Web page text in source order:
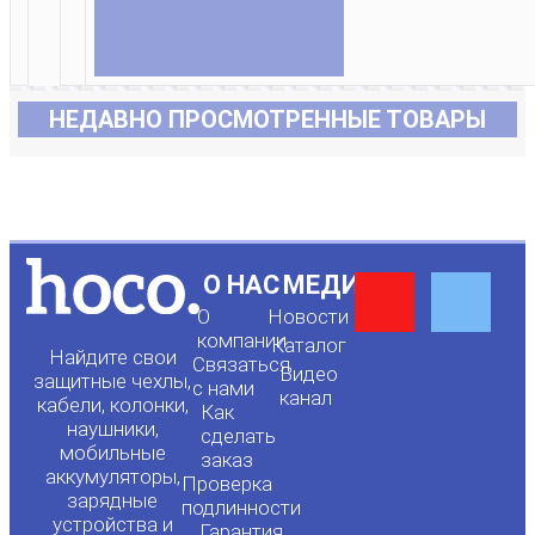
НЕДАВНО ПРОСМОТРЕННЫЕ ТОВАРЫ
Найдите свои
защитные чехлы,
кабели, колонки,
наушники,
мобильные
аккумуляторы,
зарядные
устройства и
О НАС
О
компании
Связаться
с нами
Как
сделать
заказ
Проверка
подлинности
МЕДИА
Новости
Каталог
Видео
канал